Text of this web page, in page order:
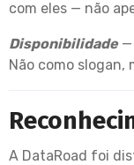
com eles — não
Disponibilidade —
Não como slogan,
A DataRoad foi